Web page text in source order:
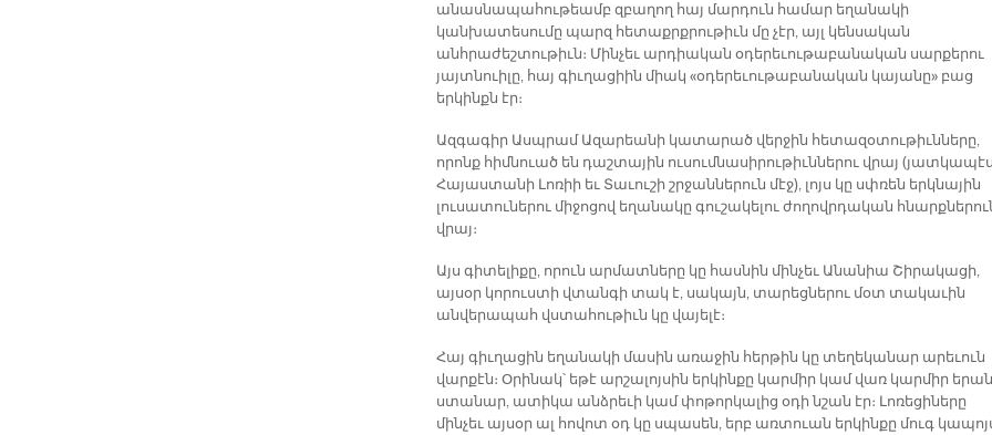
անասնապահութեամբ զբաղող հայ մարդուն համար եղանակի
կանխատեսումը պարզ հետաքրքրութիւն մը չէր, այլ կենսական
անհրաժեշտութիւն։ Մինչեւ արդիական օդերեւութաբանական սարքերու
յայտնուիլը, հայ գիւղացիին միակ «օդերեւութաբանական կայանը» բաց
երկինքն էր։
Ազգագիր Ասպրամ Ազարեանի կատարած վերջին հետազօտութիւնները,
որոնք հիմնուած են դաշտային ուսումնասիրութիւններու վրայ (յատկապէս
Հայաստանի Լոռիի եւ Տաւուշի շրջաններուն մէջ), լոյս կը սփռեն երկնային
լուսատուներու միջոցով եղանակը գուշակելու ժողովրդական
վրայ։
Այս գիտելիքը, որուն արմատները կը հասնին մինչեւ Անանիա Շիրակացի,
այսօր կորուստի վտանգի տակ է, սակայն, տարեցներու մօտ տակաւին
անվերապահ վստահութիւն կը վայելէ։
Հայ գիւղացին եղանակի մասին առաջին հերթին կը տեղեկանար արեւուն
վարքէն։ Օրինակ՝ եթէ արշալոյսին երկինքը կարմիր կամ վառ կարմիր
ստանար, ատիկա անձրեւի կամ փոթորկալից օդի նշան էր։ Լոռեցիները
մինչեւ այսօր ալ հովոտ օդ կը սպասեն, երբ առտուան երկինքը մուգ